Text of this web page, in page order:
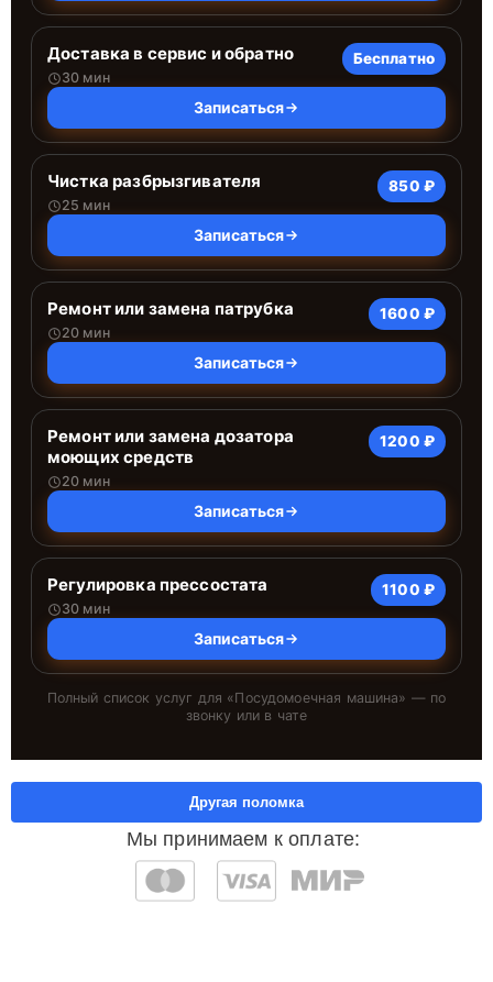
Доставка в сервис и обратно
30 мин
Бесплатно
Записаться
Чистка разбрызгивателя
25 мин
850 ₽
Записаться
Ремонт или замена патрубка
20 мин
1600 ₽
Записаться
Ремонт или замена дозатора
моющих средств
20 мин
1200 ₽
Записаться
Регулировка прессостата
30 мин
1100 ₽
Записаться
Полный список услуг для «Посудомоечная машина» — по
звонку или в чате
Мы принимаем к оплате:
Другая поломка